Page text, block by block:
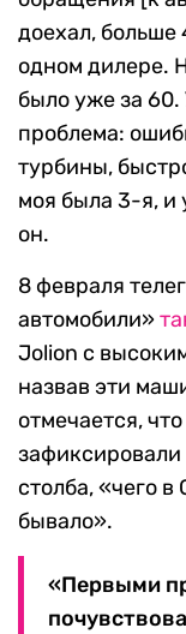
доехал, больше
одном дилере.
было уже за
проблема:
турбины,
моя была 3-я, и
он.
8 февраля
автомобили»
Jolion с
назвав эти
отмечается,
зафиксировали
столба, «чего
бывало».
«Первыми